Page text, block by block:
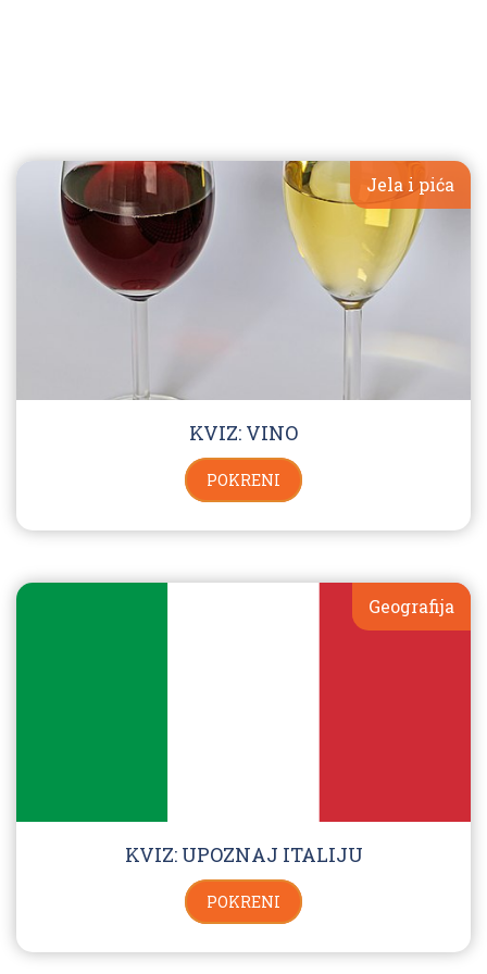
Jela i pića
KVIZ: VINO
POKRENI
Geografija
KVIZ: UPOZNAJ ITALIJU
POKRENI